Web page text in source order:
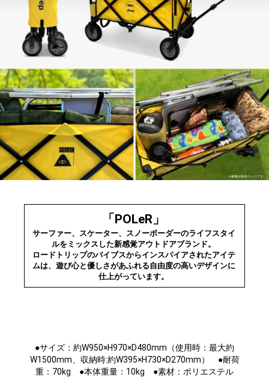
「POLeR」
サーファー、スケーター、スノーボーダーのライフスタイ
ルをミックスした新感覚アウトドアブランド。
ロードトリップのバイブスからインスパイアされたアイテ
ムは、遊び心と優しさがあふれる自由度の高いデザインに
仕上がっています。
●サイズ：約W950×H970×D480mm（使用時：最大約
W1500mm、収納時:約W395×H730×D270mm） ●耐荷
重：70kg ●本体重量：10kg ●素材：ポリエステル